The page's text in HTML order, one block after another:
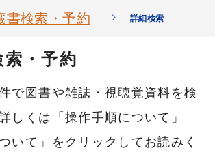
書検索・予約 詳細検索
索・予約
で図書や雑誌・視聴覚資料を検
しくは「操作手順について」
いて」をクリックしてお読みく